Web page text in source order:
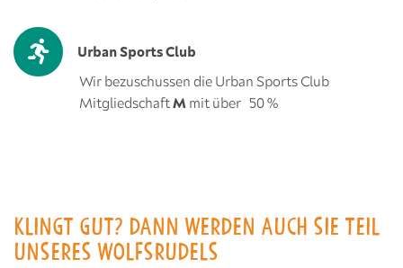
Urban Sports Club
Wir bezuschussen die Urban Sports Club
MitgliedschaftM mit über 50 %
KLINGT GUT? DANN WERDEN AUCH SIE TEIL
UNSERES WOLFSRUDELS